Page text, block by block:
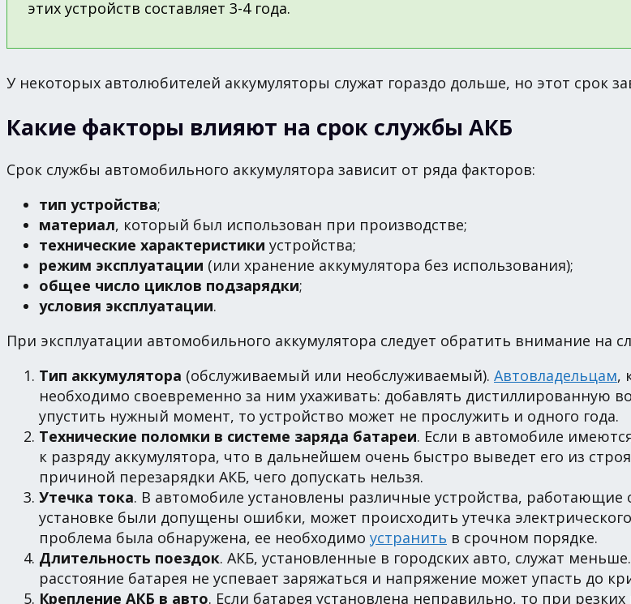
этих устройств составляет 3-4 года.
У некоторых автолюбителей аккумуляторы служат гораздо дольше, но этот срок
Какие факторы влияют на срок службы АКБ
Срок службы автомобильного аккумулятора зависит от ряда факторов:
тип устройства;
материал, который был использован при производстве;
технические характеристики устройства;
режим эксплуатации (или хранение аккумулятора без использования);
общее число циклов подзарядки;
условия эксплуатации.
При эксплуатации автомобильного аккумулятора следует обратить внимание на
Тип аккумулятора (обслуживаемый или необслуживаемый). Автовладельцам,
необходимо своевременно за ним ухаживать: добавлять дистиллированную
упустить нужный момент, то устройство может не прослужить и одного года.
Технические поломки в системе заряда батареи. Если в автомобиле
к разряду аккумулятора, что в дальнейшем очень быстро выведет его из
причиной перезарядки АКБ, чего допускать нельзя.
Утечка тока. В автомобиле установлены различные устройства, работающие
установке были допущены ошибки, может происходить утечка
проблема была обнаружена, ее необходимо устранить в срочном порядке.
Длительность поездок. АКБ, установленные в городских авто, служат
расстояние батарея не успевает заряжаться и напряжение может упасть до
Крепление АКБ в авто. Если батарея установлена неправильно, то при